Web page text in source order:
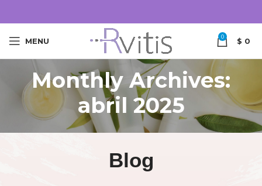
MENU 0 $ 0
Monthly Archives:
abril 2025
Blog